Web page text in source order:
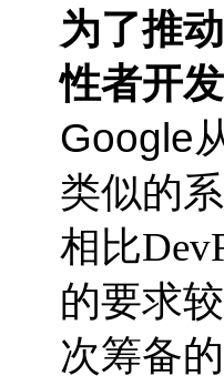
为了推
性者开
Google
类似的
相比
的要求
次筹备